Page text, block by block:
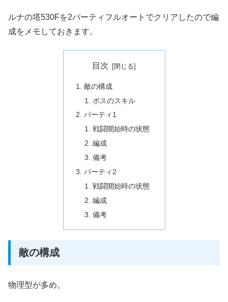
ルナの塔530Fを2パーティフルオートでクリアしたので編
成をメモしておきます。
目次
敵の構成
ボスのスキル
パーティ1
戦闘開始時の状態
編成
備考
パーティ2
戦闘開始時の状態
編成
備考
敵の構成
物理型が多め。